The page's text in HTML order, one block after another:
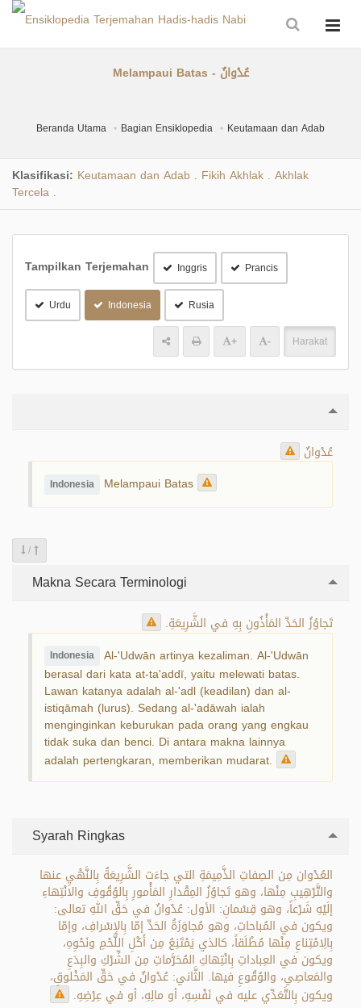
Melampaui Batas - عُدْوانٌ
Beranda Utama Bagian Ensiklopedia Keutamaan dan Adab
Klasifikasi: Keutamaan dan Adab Fikih Akhlak Akhlak
Tercela
Tampilkan Terjemahan Inggris Prancis
Urdu Indonesia Rusia
+ - Harakat
عُدْوانٌ
Indonesia Melampaui Batas
/
Makna Secara Terminologi
تَجاوُزُ الحَدِّ المَأْذُونِ بِهِ في الشَّرِيعَةِ.
Indonesia Al-'Udwān artinya kezaliman. Al-'Udwān
berasal dari kata at-ta'addī, yaitu melewati batas.
Lawan katanya adalah al-'adl (keadilan) dan al-
istiqāmah (lurus). Sedang al-'adāwah ialah
menginginkan keburukan pada orang yang engkau
tidak suka dan benci. Di antara makna lainnya
adalah pertengkaran, memberikan mudarat.
Syarah Ringkas
العُدْوان مِن الصِفاتِ الذَّمِيمَةِ التي جاءَت الشَّرِيعَةُ بِالنَّهْيِ عنها
والتَّرْهِيبِ مِنْها، وهو تَجاوُزُ المِقْدارِ المَأْمورِ بِالوُقُوفِ والانْتِهاءِ
إلَيْهِ شَرْعاً، وهو قِسْمانِ: الأول: عُدْوانٌ في حَقِّ اللهِ تعالى:
ويكون في المُباحاتِ، وهو مُجاوَزَةُ الحَدِّ إمّا بِالإِسْرافِ، وإمّا
بِالِامْتِناعِ مِنْها مُطْلَقاً، كالذي يَمْتَنِعُ مِن أَكْلِ اللَّحْمِ ونَحْوِهِ،
ويكون في العِباداتِ بِانْتِهاكِ المُحَرَّماتِ مِن الشِّرْكِ والبِدَعِ
والمَعاصِي، والوُقُوعِ فيها. الثَّاني: عُدْوانٌ في حَقِّ المَخْلوقِ،
ويكون بِالتَّعَدِّي عليه في نَفْسِهِ، أو مالِهِ، أو في عِرْضِهِ.